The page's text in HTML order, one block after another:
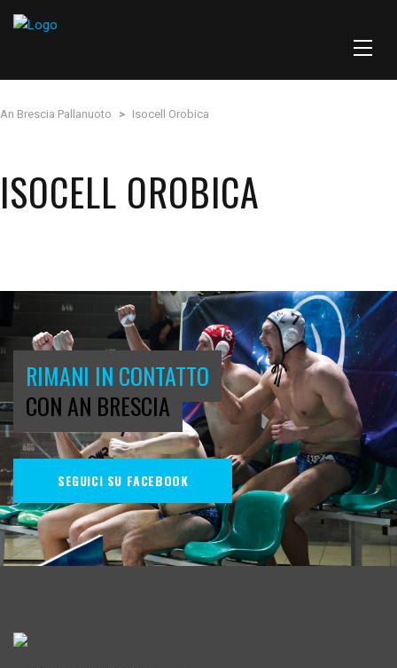
An Brescia Pallanuoto > Isocell Orobica
ISOCELL OROBICA
RIMANI IN CONTATTO
CON AN BRESCIA
SEGUICI SU FACEBOOK